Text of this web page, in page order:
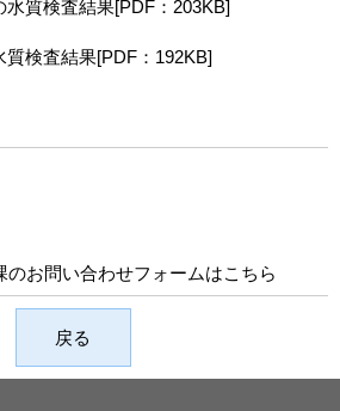
質検査結果[PDF：203KB]
質検査結果[PDF：192KB]
のお問い合わせフォームはこちら
戻る